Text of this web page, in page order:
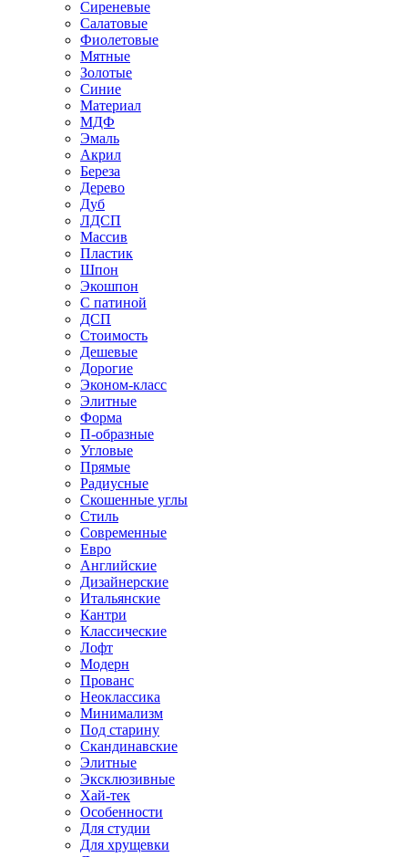
Сиреневые
Салатовые
Фиолетовые
Мятные
Золотые
Синие
Материал
МДФ
Эмаль
Акрил
Береза
Дерево
Дуб
ЛДСП
Массив
Пластик
Шпон
Экошпон
С патиной
ДСП
Стоимость
Дешевые
Дорогие
Эконом-класс
Элитные
Форма
П-образные
Угловые
Прямые
Радиусные
Скошенные углы
Стиль
Современные
Евро
Английские
Дизайнерские
Итальянские
Кантри
Классические
Лофт
Модерн
Прованс
Неоклассика
Минимализм
Под старину
Скандинавские
Элитные
Эксклюзивные
Хай-тек
Особенности
Для студии
Для хрущевки